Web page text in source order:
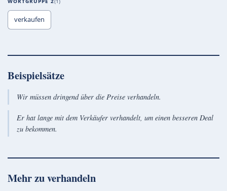
verkaufen
Beispielsätze
Wir müssen dringend über die Preise verhandeln.
Er hat lange mit dem Verkäufer verhandelt, um einen besseren Deal
zu bekommen.
Mehr zuverhandeln